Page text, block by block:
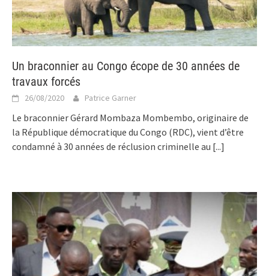
Un braconnier au Congo écope de 30 années de
travaux forcés
26/08/2020 Patrice Garner
Le braconnier Gérard Mombaza Mombembo, originaire de
la République démocratique du Congo (RDC), vient d’être
condamné à 30 années de réclusion criminelle au [...]